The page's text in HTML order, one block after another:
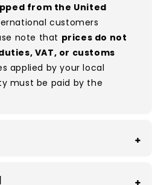
are vintage/used
percentage (5–10%) may
as small tears, holes, or
inspect all items, a
is possible. Condition
pieces, and some
from the United
customers
note that prices do not
VAT, or customs
applied by your local
must be paid by the